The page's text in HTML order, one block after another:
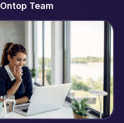
Ontop Team